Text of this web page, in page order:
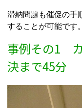
滞納問題も催促の手
することが可能です。
事例その1
決まで45分